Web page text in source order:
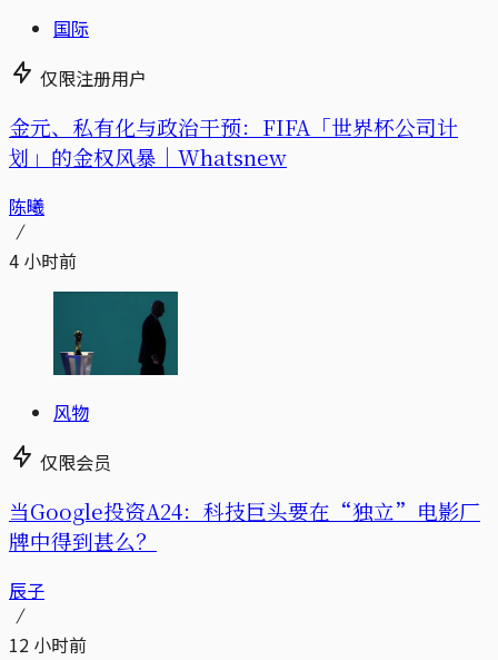
国际
仅限注册用户
金元、私有化与政治干预：FIFA「世界杯公司计
划」的金权风暴｜Whatsnew
陈曦
4 小时前
风物
仅限会员
当Google投资A24：科技巨头要在“独立”电影厂
牌中得到甚么？
辰子
12 小时前